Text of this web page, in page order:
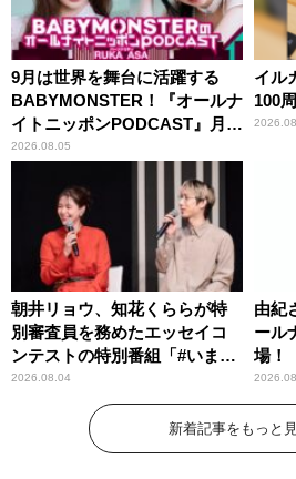
9月は世界を舞台に活躍する
BABYMONSTER！『オールナ
イトニッポンPODCAST』月替
わりパーソナリティ
2026.08.05
イル
100
朝井リョウ、知花くららが特
別審査員を務めたエッセイコ
ンテストの特別番組「#いまあ
なたに伝えたいこと」
2026.08.04
由紀
ール
場！
新着記事をもっと